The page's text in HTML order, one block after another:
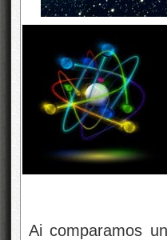
Ai comparamos